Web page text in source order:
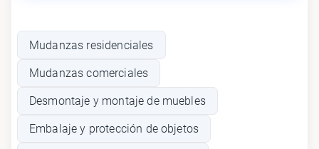
Mudanzas residenciales
Mudanzas comerciales
Desmontaje y montaje de muebles
Embalaje y protección de objetos